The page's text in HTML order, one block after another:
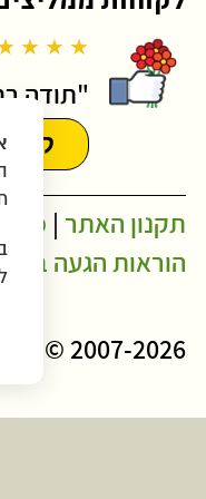
★ ★ ★
"תודה
תקנון האתר |
הוראות הגעה ב-WAZE
2007-2026 © כל הזכויות שמורות לגרין בננה בע"מ |